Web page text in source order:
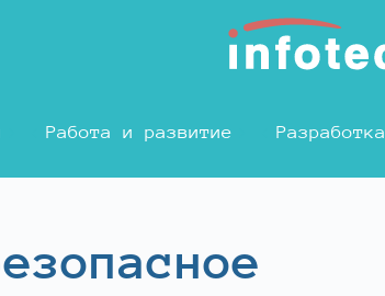
Работа и развитие Разработка